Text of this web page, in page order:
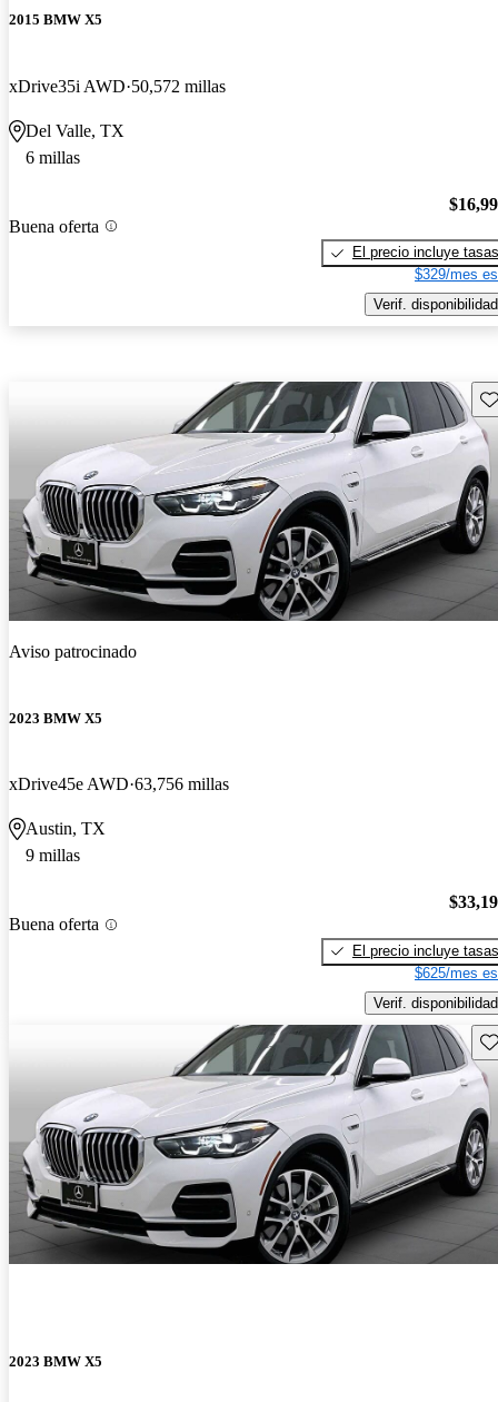
2015 BMW X5
xDrive35i AWD 50,572 millas
Del Valle, TX
6 millas
Buena oferta
El precio incluye tasas
$329/mes
Verif. disponibilidad
Aviso patrocinado
2023 BMW X5
xDrive45e AWD 63,756 millas
Austin, TX
9 millas
Buena oferta
El precio incluye tasas
$625/mes
Verif. disponibilidad
2023 BMW X5